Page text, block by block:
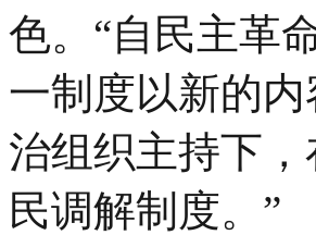
色。“自民主革
一制度以新的
治组织主持下
民调解制度。